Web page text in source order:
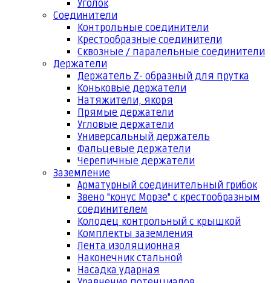
Уголок
Соединители
Контрольные соединители
Крестообразные соединители
Сквозные / паралельные соединители
Держатели
Держатель Z- образный для прутка
Коньковые держатели
Натяжители, якоря
Прямые держатели
Угловые держатели
Универсальный держатель
Фальцевые держатели
Черепичные держатели
Заземление
Арматурный соединительный грибок
Звено "конус Морзе" с крестообразным
соединителем
Колодец контрольный с крышкой
Комплекты заземления
Лента изоляционная
Наконечник стальной
Насадка ударная